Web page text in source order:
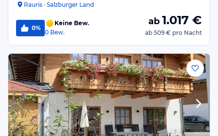
Rauris · Salzburger Land
0%
Keine Bew.
0 Bew.
ab 1.017 €
ab 509 € pro Nacht